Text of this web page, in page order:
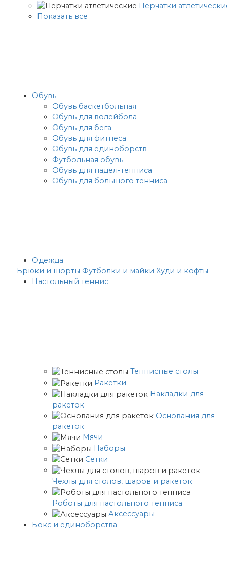
Перчатки
Показать все
Обувь
Обувь баскетбольная
Обувь для волейбола
Обувь для бега
Обувь для фитнеса
Обувь для единоборств
Футбольная обувь
Обувь для падел-тенниса
Обувь для большого тенниса
Одежда
Брюки и шорты Футболки и майки Худи и кофты
Настольный теннис
Теннисные столы
Ракетки
Накладки для
ракеток
Основания для
ракеток
Мячи
Наборы
Сетки
Чехлы для столов, шаров и ракеток
Роботы для настольного тенниса
Аксессуары
Бокс и единоборства